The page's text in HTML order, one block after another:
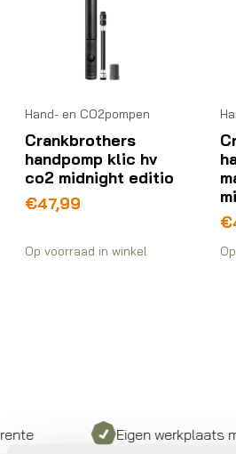
Hand- en CO2pompen
Crankbrothers
handpomp klic hv
co2 midnight editio
€47,99
Op voorraad in winkel
€
Eigen werkplaats